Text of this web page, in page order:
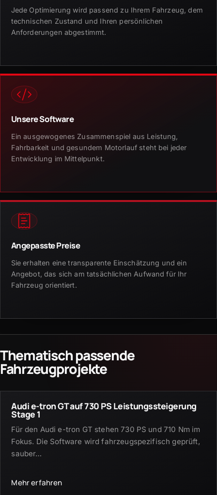
Jede Optimierung wird passend zu Ihrem Fahrzeug, dem
technischen Zustand und Ihren persönlichen
Anforderungen abgestimmt.
Unsere Software
Ein ausgewogenes Zusammenspiel aus Leistung,
Fahrbarkeit und gesundem Motorlauf steht bei jeder
Entwicklung im Mittelpunkt.
Angepasste Preise
Sie erhalten eine transparente Einschätzung und ein
Angebot, das sich am tatsächlichen Aufwand für Ihr
Fahrzeug orientiert.
Thematisch passende
Fahrzeugprojekte
Audi e-tron GT auf 730 PS Leistungssteigerung
Stage 1
Für den Audi e-tron GT stehen 730 PS und 710 Nm im
Fokus. Die Software wird fahrzeugspezifisch geprüft,
sauber…
Mehr erfahren